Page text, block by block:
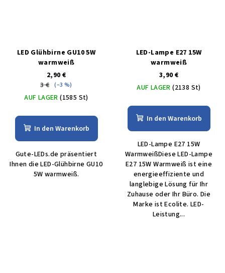
LED Glühbirne GU10 5W
warmweiß
2,90 €
3 € (–3 %)
AUF LAGER(1585 St)
In den Warenkorb
Gute-LEDs.de präsentiert
Ihnen die LED-Glühbirne GU10
5W warmweiß.
LED-Lampe E27 15W
warmweiß
3,90 €
AUF LAGER(2138 St)
In den Warenkorb
LED-Lampe E27 15W
WarmweißDiese LED-Lampe
E27 15W Warmweiß ist eine
energieeffiziente und
langlebige Lösung für Ihr
Zuhause oder Ihr Büro. Die
Marke ist Ecolite. LED-
Leistung...